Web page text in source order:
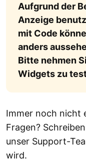
Aufgrund der
Anzeige
mit Code
anders
Bitte nehmen
Widgets zu
Immer noch nicht
Fragen?
unser Support-
wird.